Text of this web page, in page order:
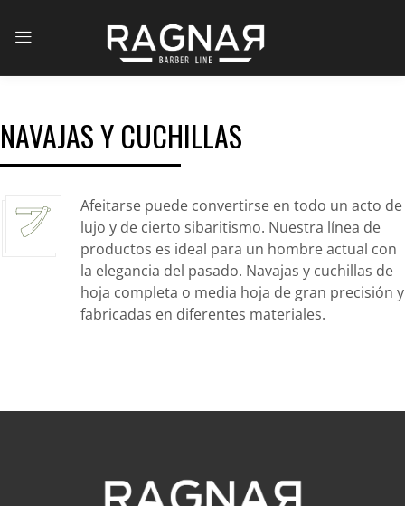
NAVAJAS Y CUCHILLAS
Afeitarse puede convertirse en todo un acto de
lujo y de cierto sibaritismo. Nuestra línea de
productos es ideal para un hombre actual con
la elegancia del pasado. Navajas y cuchillas de
hoja completa o media hoja de gran precisión y
fabricadas en diferentes materiales.